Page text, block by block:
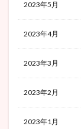
2023年5月
2023年4月
2023年3月
2023年2月
2023年1月